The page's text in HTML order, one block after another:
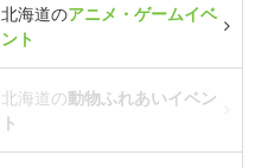
北海道のアニメ・ゲームイベ
ント
北海道の動物ふれあいイベン
ト